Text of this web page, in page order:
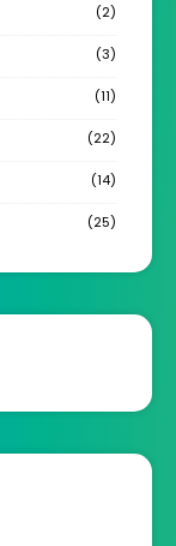
(2)
(3)
(11)
(22)
(14)
(25)